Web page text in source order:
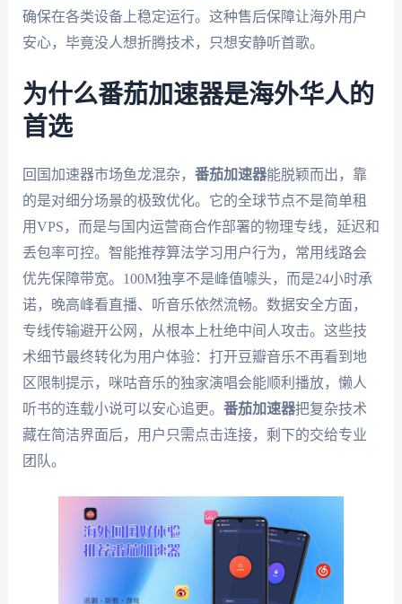
确保在各类设备上稳定运行。这种售后保障让海外用户
安心，毕竟没人想折腾技术，只想安静听首歌。
为什么番茄加速器是海外华人的
首选
回国加速器市场鱼龙混杂， 番茄加速器能脱颖而出，靠
的是对细分场景的极致优化。它的全球节点不是简单租
用VPS，而是与国内运营商合作部署的物理专线，延迟和
丢包率可控。智能推荐算法学习用户行为，常用线路会
优先保障带宽。100M独享不是峰值噱头，而是24小时承
诺，晚高峰看直播、听音乐依然流畅。数据安全方面，
专线传输避开公网，从根本上杜绝中间人攻击。这些技
术细节最终转化为用户体验：打开豆瓣音乐不再看到地
区限制提示，咪咕音乐的独家演唱会能顺利播放，懒人
听书的连载小说可以安心追更。 番茄加速器把复杂技术
藏在简洁界面后，用户只需点击连接，剩下的交给专业
团队。